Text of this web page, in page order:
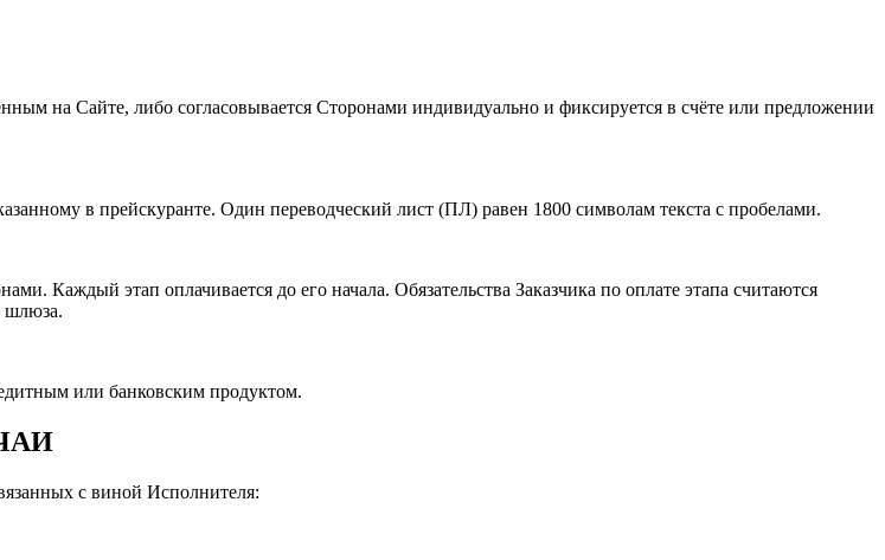
на Сайте, либо согласовывается Сторонами индивидуально и фиксируется в счёте или предложении
в прейскуранте. Один переводческий лист (ПЛ) равен 1800 символам текста с пробелами.
Каждый этап оплачивается до его начала. Обязательства Заказчика по оплате этапа считаются
шлюза.
или банковским продуктом.
с виной Исполнителя: